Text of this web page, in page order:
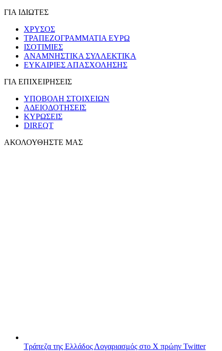
ΓΙΑ ΙΔΙΩΤΕΣ
ΧΡΥΣΟΣ
ΤΡΑΠΕΖΟΓΡΑΜΜΑΤΙΑ ΕΥΡΩ
ΙΣΟΤΙΜΙΕΣ
ΑΝΑΜΝΗΣΤΙΚΑ ΣΥΛΛΕΚΤΙΚΑ
ΕΥΚΑΙΡΙΕΣ ΑΠΑΣΧΟΛΗΣΗΣ
ΓΙΑ ΕΠΙΧΕΙΡΗΣΕΙΣ
ΥΠΟΒΟΛΗ ΣΤΟΙΧΕΙΩΝ
ΑΔΕΙΟΔΟΤΗΣΕΙΣ
ΚΥΡΩΣΕΙΣ
DIREQT
ΑΚΟΛΟΥΘΗΣΤΕ ΜΑΣ
Τράπεζα της Ελλάδος Λογαριασμός στο X πρώην Twitter